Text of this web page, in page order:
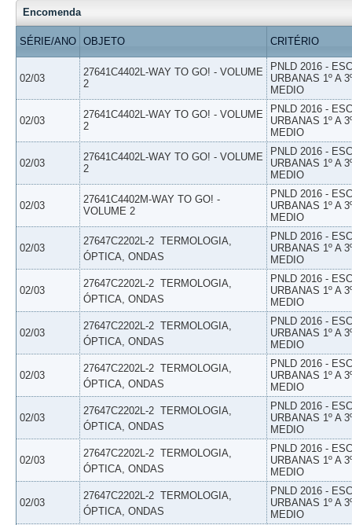
Encomenda
SÉRIE/ANO OBJETO CRITÉRIO
02/03
27641C4402L-WAY TO GO! - VOLUME
2
PNLD 2016 -
URBANAS 1º A
MEDIO
02/03
27641C4402L-WAY TO GO! - VOLUME
2
PNLD 2016 -
URBANAS 1º A
MEDIO
02/03
27641C4402L-WAY TO GO! - VOLUME
2
PNLD 2016 -
URBANAS 1º A
MEDIO
02/03
27641C4402M-WAY TO GO! -
VOLUME 2
PNLD 2016 -
URBANAS 1º A
MEDIO
02/03
27647C2202L-2  TERMOLOGIA,
ÓPTICA, ONDAS
PNLD 2016 -
URBANAS 1º A
MEDIO
02/03
27647C2202L-2  TERMOLOGIA,
ÓPTICA, ONDAS
PNLD 2016 -
URBANAS 1º A
MEDIO
02/03
27647C2202L-2  TERMOLOGIA,
ÓPTICA, ONDAS
PNLD 2016 -
URBANAS 1º A
MEDIO
02/03
27647C2202L-2  TERMOLOGIA,
ÓPTICA, ONDAS
PNLD 2016 -
URBANAS 1º A
MEDIO
02/03
27647C2202L-2  TERMOLOGIA,
ÓPTICA, ONDAS
PNLD 2016 -
URBANAS 1º A
MEDIO
02/03
27647C2202L-2  TERMOLOGIA,
ÓPTICA, ONDAS
PNLD 2016 -
URBANAS 1º A
MEDIO
02/03
27647C2202L-2  TERMOLOGIA,
ÓPTICA, ONDAS
PNLD 2016 -
URBANAS 1º A
MEDIO